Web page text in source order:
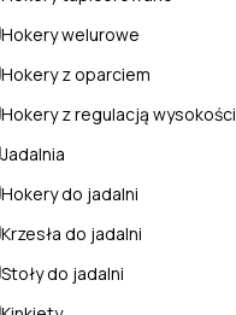
Hokery welurowe
Hokery z oparciem
Hokery z regulacją wysokości
Jadalnia
Hokery do jadalni
Krzesła do jadalni
Stoły do jadalni